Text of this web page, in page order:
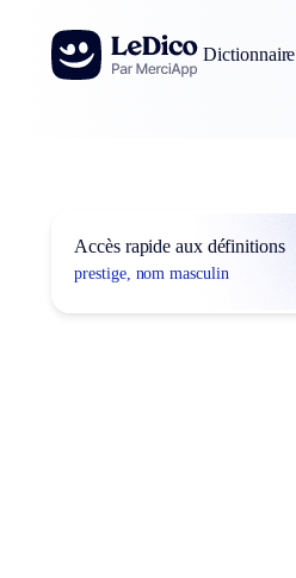
Aller au contenu
Dictionnaire
Accès rapide aux définitions
prestige, nom masculin